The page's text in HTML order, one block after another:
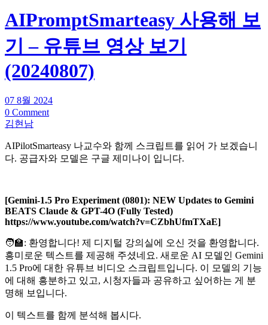
AIPromptSmarteasy 사용해 보
기 – 유튜브 영상 보기
(20240807)
07 8월 2024
0 Comment
김현남
AIPilotSmarteasy 나교수와 함께 스크립트를 읽어 가 보겠습니
다. 공급자와 모델은 구글 제미나이 입니다.
[Gemini-1.5 Pro Experiment (0801): NEW Updates to Gemini
BEATS Claude & GPT-4O (Fully Tested)
https://www.youtube.com/watch?v=CZbhUfmTXaE]
🧑‍🏫: 환영합니다! 제 디지털 강의실에 오신 것을 환영합니다.
흥미로운 텍스트를 제공해 주셨네요. 새로운 AI 모델인 Gemini
1.5 Pro에 대한 유튜브 비디오 스크립트입니다. 이 모델의 기능
에 대해 흥분하고 있고, 시청자들과 공유하고 싶어하는 게 분
명해 보입니다.
이 텍스트를 함께 분석해 봅시다.